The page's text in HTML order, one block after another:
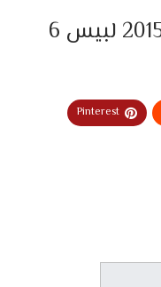
Pinterest